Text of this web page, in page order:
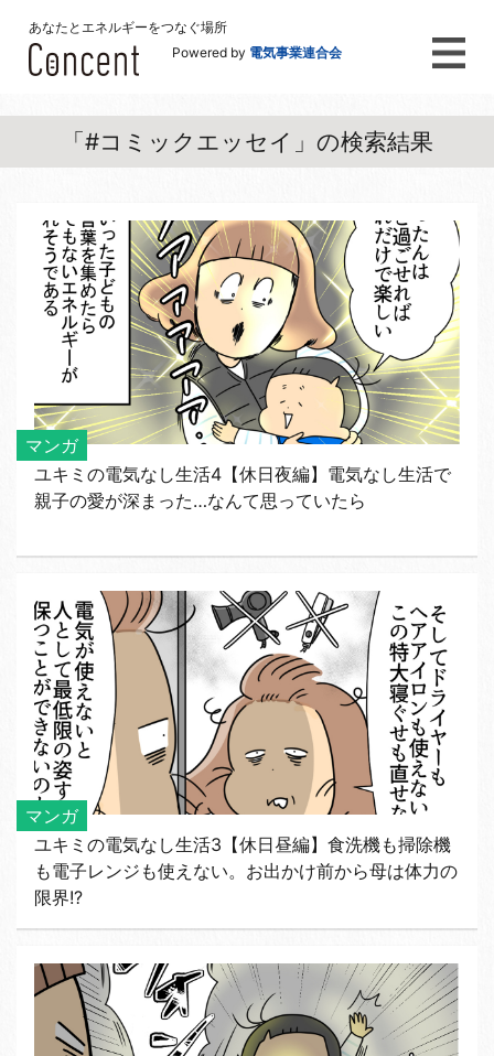
あなたとエネルギーをつなぐ場所
Powered by 電気事業連合会
「#コミックエッセイ」の検索結果
マンガ
ユキミの電気なし生活4【休日夜編】電気なし生活で
親子の愛が深まった…なんて思っていたら
マンガ
ユキミの電気なし生活3【休日昼編】食洗機も掃除機
も電子レンジも使えない。お出かけ前から母は体力の
限界!?